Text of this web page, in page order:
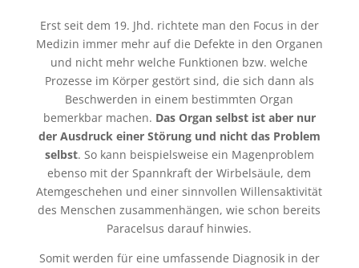
Erst seit dem 19. Jhd. richtete man den Focus in der
Medizin immer mehr auf die Defekte in den Organen
und nicht mehr welche Funktionen bzw. welche
Prozesse im Körper gestört sind, die sich dann als
Beschwerden in einem bestimmten Organ
bemerkbar machen. Das Organ selbst ist aber nur
der Ausdruck einer Störung und nicht das Problem
selbst. So kann beispielsweise ein Magenproblem
ebenso mit der Spannkraft der Wirbelsäule, dem
Atemgeschehen und einer sinnvollen Willensaktivität
des Menschen zusammenhängen, wie schon bereits
Paracelsus darauf hinwies.
Somit werden für eine umfassende Diagnosik in der